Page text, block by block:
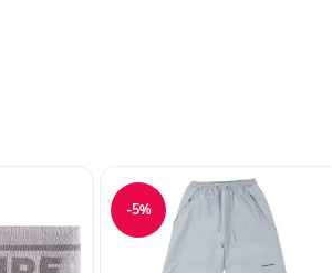
finden Sie direkt am Produkt.
-5%